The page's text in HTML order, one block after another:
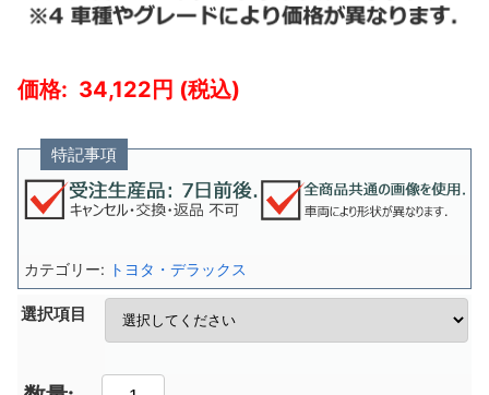
34,122
特記事項
選択項目
カテゴリー: トヨタ・デラックス